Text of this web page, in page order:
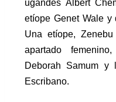
ugandés Albert
etíope Genet Wale y
Una etíope,
apartado
Deborah Samum y
Escribano.